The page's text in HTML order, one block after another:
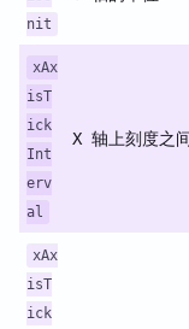
nit
xAx
isT
ick
Int
erv
al
X 轴上刻度之
xAx
isT
ick